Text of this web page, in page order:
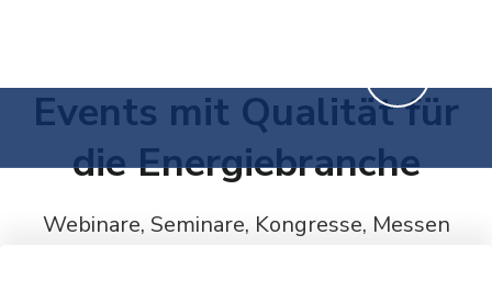
Events mit Qualität für
die Energiebranche
Webinare, Seminare, Kongresse, Messen